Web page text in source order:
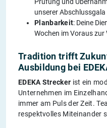
unserer
Planbarkeit: Deine
Wochen im Voraus zur
Tradition trifft
Ausbildung bei
EDEKA Strecker ist ein
Unternehmen im
immer am Puls der Zeit.
respektvolles Miteinander